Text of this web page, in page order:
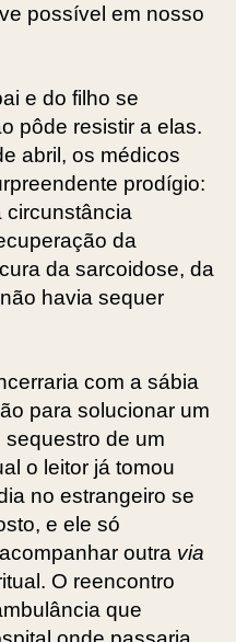
possível em nosso
e do filho se
pôde resistir a elas.
abril, os médicos
prodígio:
circunstância
da
da sarcoidose, da
havia sequer
com a sábia
para solucionar um
de um
o leitor já tomou
no estrangeiro se
e ele só
outra via
O reencontro
que